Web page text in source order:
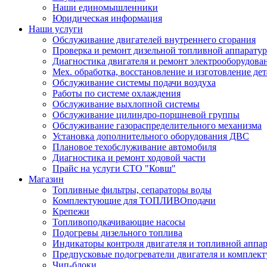
Наши единомышленники
Юридическая информация
Наши услуги
Обслуживание двигателей внутреннего сгорания
Проверка и ремонт дизельной топливной
Диагностика двигателя и ремонт
Мех. обработка, восстановление и изготовление
Обслуживание системы подачи воздуха
Работы по системе охлаждения
Обслуживание выхлопной системы
Обслуживание цилиндро-поршневой группы
Обслуживание газораспределительного механизма
Установка дополнительного оборудования ДВС
Плановое техобслуживание автомобиля
Диагностика и ремонт ходовой части
Прайс на услуги СТО "Ковш"
Магазин
Топливные фильтры, сепараторы воды
Комплектующие для ТОПЛИВОподачи
Крепежи
Топливоподкачивающие насосы
Подогревы дизельного топлива
Индикаторы контроля двигателя и топливной
Предпусковые подогреватели двигателя и
Чип-блоки